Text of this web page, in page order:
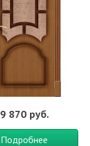
9 870 руб.
Подробнее